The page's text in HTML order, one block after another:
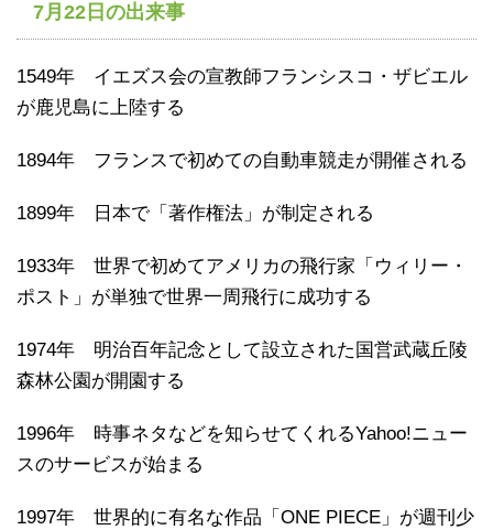
7月22日の出来事
1549年 イエズス会の宣教師フランシスコ・ザビエル
が鹿児島に上陸する
1894年 フランスで初めての自動車競走が開催される
1899年 日本で「著作権法」が制定される
1933年 世界で初めてアメリカの飛行家「ウィリー・
ポスト」が単独で世界一周飛行に成功する
1974年 明治百年記念として設立された国営武蔵丘陵
森林公園が開園する
1996年 時事ネタなどを知らせてくれるYahoo!ニュー
スのサービスが始まる
1997年 世界的に有名な作品「ONE PIECE」が週刊少